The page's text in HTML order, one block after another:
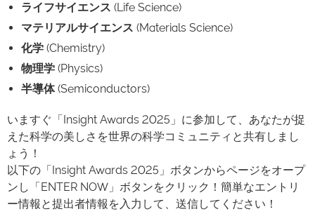
ライフサイエンス (Life Science)
マテリアルサイエンス (Materials Science)
化学 (Chemistry)
物理学 (Physics)
半導体(Semiconductors)
いますぐ「Insight Awards 2025」に参加して、あなたが捉
えた科学の美しさを世界の科学コミュニティと共有しまし
ょう！
以下の「Insight Awards 2025」ボタンからページをオープ
ンし「ENTER NOW」ボタンをクリック！簡単なエントリ
ー情報と提出者情報を入力して、送信してください！